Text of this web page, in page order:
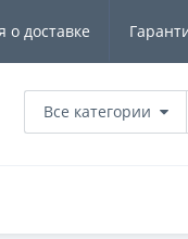
доставке
Все категории